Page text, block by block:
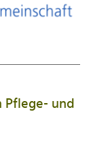
Pflege- und